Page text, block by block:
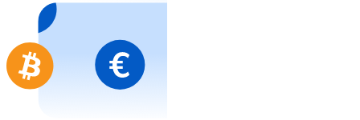
Ir para a loja de cartões-presente